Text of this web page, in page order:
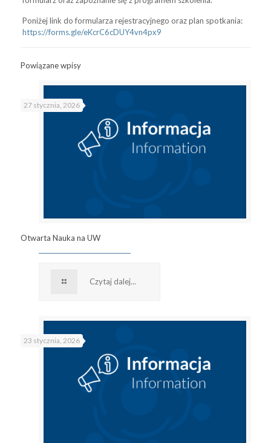
Poniżej link do formularza rejestracyjnego oraz plan spotkania:
https://forms.gle/eKcrC6cDUY4vn4px9
Powiązane wpisy
27 stycznia, 2026
Otwarta Nauka na UW
Czytaj dalej...
23 stycznia, 2026